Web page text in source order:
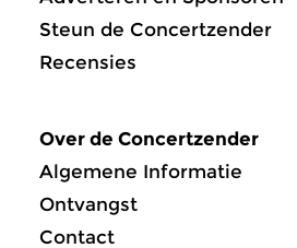
Steun de Concertzender
Recensies
Over de Concertzender
Algemene Informatie
Ontvangst
Contact